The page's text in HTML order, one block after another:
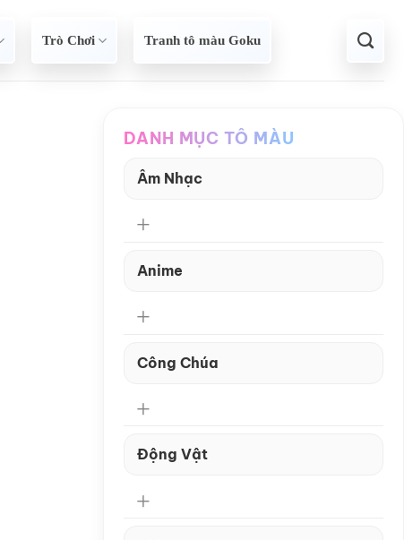
Trò Chơi Tranh tô màu Goku
DANH MỤC TÔ MÀU
Âm Nhạc
Anime
Công Chúa
Động Vật